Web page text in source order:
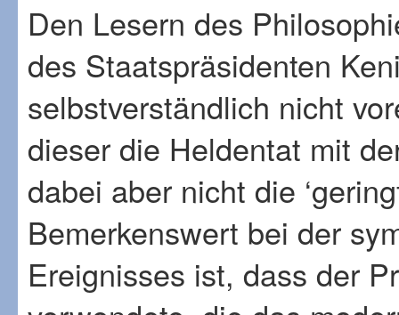
Den Lesern des
des Staatspräsidenten
selbstverständlich nicht
dieser die Heldentat mit
dabei aber nicht die
Bemerkenswert bei der
Ereignisses ist, dass der